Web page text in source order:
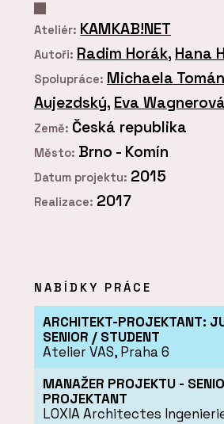
Ateliér: KAMKAB!NET
Autoři: Radim Horák, Hana
Spolupráce: Michaela
Aujezdský, Eva Wagnerová
Země: Česká republika
Město: Brno - Komín
Datum projektu: 2015
Realizace: 2017
NABÍDKY PRÁCE
ARCHITEKT-PROJEKTANT:
SENIOR / STUDENT
Atelier VAS, Praha 6
MANAŽER PROJEKTU -
PROJEKTANT
LOXIA Architectes